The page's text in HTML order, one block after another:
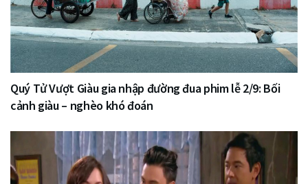
Quý Tử Vượt Giàu gia nhập đường đua phim lễ 2/9: Bối
cảnh giàu – nghèo khó đoán